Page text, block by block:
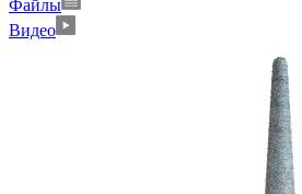
Файлы
Видео